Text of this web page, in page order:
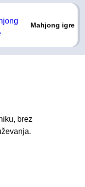
Mahjong igre
brez